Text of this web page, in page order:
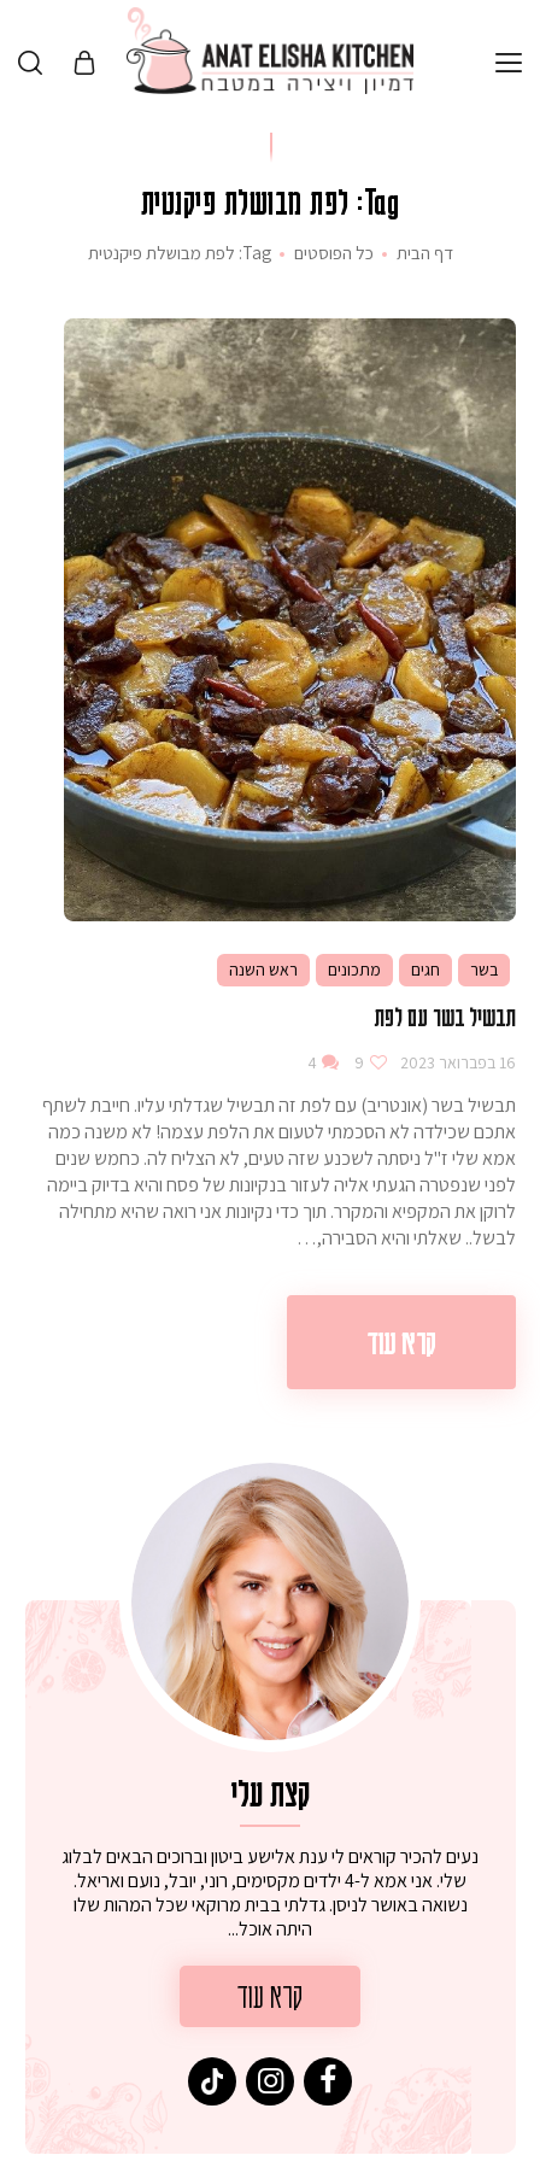
Tag: לפת מבושלת פיקנטית
דף הבית כל הפוסטים Tag: לפת מבושלת פיקנטית
בשר חגים מתכונים ראש השנה
תבשיל בשר עם לפת
16 בפברואר 2023 9
4
תבשיל בשר (אונטריב) עם לפת זה תבשיל שגדלתי עליו. חייבת לשתף
אתכם שכילדה לא הסכמתי לטעום את הלפת עצמה! לא משנה כמה
אמא שלי ז"ל ניסתה לשכנע שזה טעים, לא הצליח לה. כחמש שנים
לפני שנפטרה הגעתי אליה לעזור בנקיונות של פסח והיא בדיוק ביימה
לרוקן את המקפיא והמקרר. תוך כדי נקיונות אני רואה שהיא מתחילה
לבשל.. שאלתי והיא הסבירה,…
קרא עוד
קצת עלי
נעים להכיר קוראים לי ענת אלישע ביטון וברוכים הבאים לבלוג
שלי. אני אמא ל-4 ילדים מקסימים, רוני, יובל, נועם ואריאל.
נשואה באושר לניסן. גדלתי בבית מרוקאי שכל המהות שלו
היתה אוכל...
קרא עוד